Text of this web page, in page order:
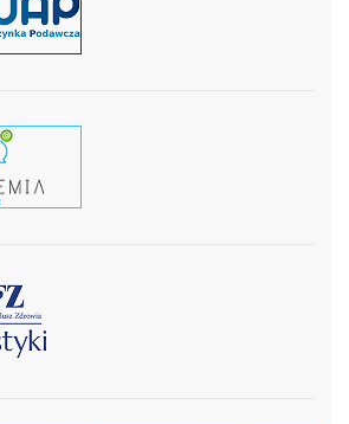
czytaj więcej
czytaj więcej